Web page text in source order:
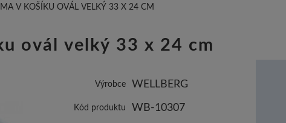
V KOŠÍKU OVÁL VELKÝ 33 X 24 CM
ovál velký 33 x 24 cm
Výrobce WELLBERG
Kód produktu WB-10307